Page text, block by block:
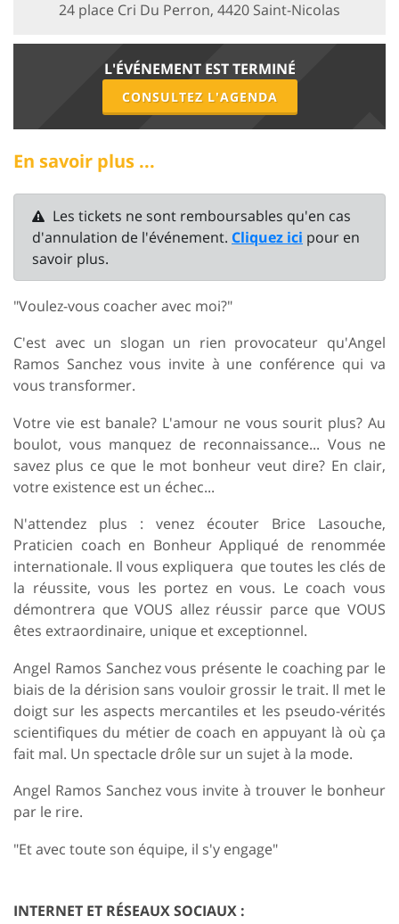
24 place Cri Du Perron, 4420 Saint-Nicolas
L'ÉVÉNEMENT EST TERMINÉ
CONSULTEZ L'AGENDA
En savoir plus ...
Les tickets ne sont remboursables qu'en cas
d'annulation de l'événement. Cliquez ici pour en
savoir plus.
"Voulez-vous coacher avec moi?"
C'est avec un slogan un rien provocateur qu'Angel
Ramos Sanchez vous invite à une conférence qui va
vous transformer.
Votre vie est banale? L'amour ne vous sourit plus? Au
boulot, vous manquez de reconnaissance... Vous ne
savez plus ce que le mot bonheur veut dire? En clair,
votre existence est un échec...
N'attendez plus : venez écouter Brice Lasouche,
Praticien coach en Bonheur Appliqué de renommée
internationale. Il vous expliquera que toutes les clés de
la réussite, vous les portez en vous. Le coach vous
démontrera que VOUS allez réussir parce que VOUS
êtes extraordinaire, unique et exceptionnel.
Angel Ramos Sanchez vous présente le coaching par le
biais de la dérision sans vouloir grossir le trait. Il met le
doigt sur les aspects mercantiles et les pseudo-vérités
scientifiques du métier de coach en appuyant là où ça
fait mal. Un spectacle drôle sur un sujet à la mode.
Angel Ramos Sanchez vous invite à trouver le bonheur
par le rire.
"Et avec toute son équipe, il s'y engage"
INTERNET ET RÉSEAUX SOCIAUX :